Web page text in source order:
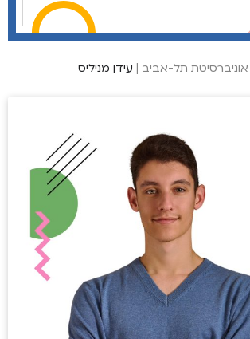
אוניברסיטת תל-אביב | עידן מניליס